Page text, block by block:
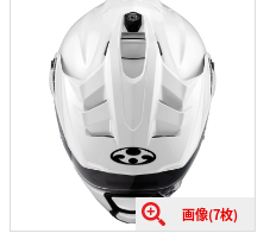
画像(7枚)